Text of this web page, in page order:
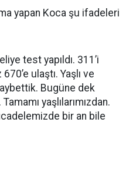
yapan Koca şu ifadeleri
test yapıldı. 311’i
ulaştı. Yaşlı ve
Bugüne dek
yaşlılarımızdan.
bir an bile